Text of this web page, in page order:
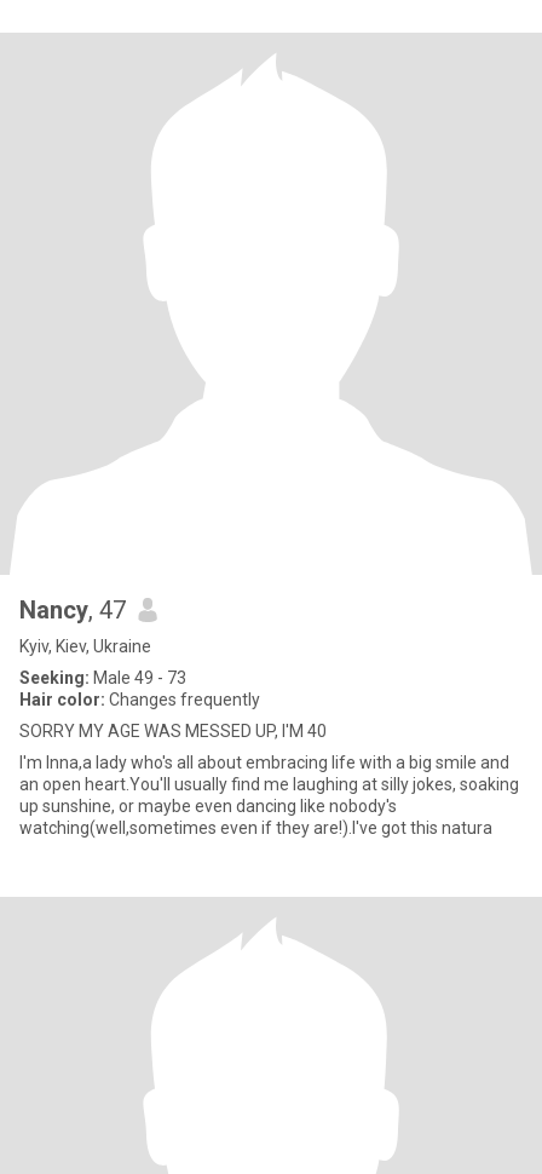
Nancy, 47
Kyiv, Kiev, Ukraine
Seeking: Male 49 - 73
Hair color: Changes frequently
SORRY MY AGE WAS MESSED UP, I'M 40
I'm Inna,a lady who's all about embracing life with a big smile and
an open heart.You'll usually find me laughing at silly jokes, soaking
up sunshine, or maybe even dancing like nobody's
watching(well,sometimes even if they are!).I've got this natura